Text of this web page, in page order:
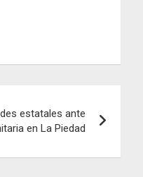
estatales ante
en La Piedad